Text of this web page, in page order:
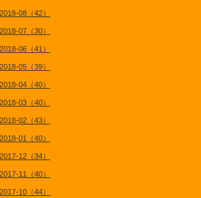
2018-08（42）
2018-07（30）
2018-06（41）
2018-05（39）
2018-04（40）
2018-03（40）
2018-02（43）
2018-01（40）
2017-12（34）
2017-11（40）
2017-10（44）